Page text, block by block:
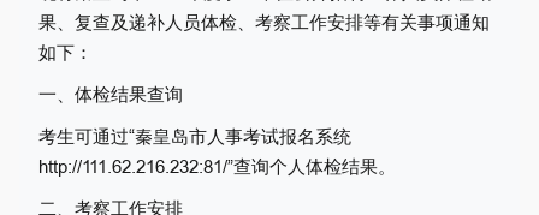
果、 复查及递补人员体检、考察工作安排等有关事项通知
如下：
一、体检结果查询
考生可通过“秦皇岛市人事考试报名系统
http://111.62.216.232:81/”查询个人体检结果。
二、考察工作安排